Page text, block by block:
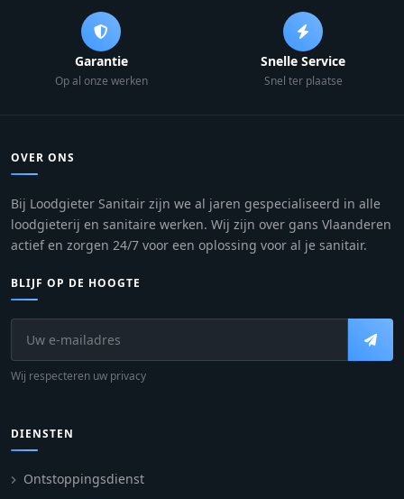
Garantie
Op al onze werken
Snelle Service
Snel ter plaatse
OVER ONS
Bij Loodgieter Sanitair zijn we al jaren gespecialiseerd in alle
loodgieterij en sanitaire werken. Wij zijn over gans Vlaanderen
actief en zorgen 24/7 voor een oplossing voor al je sanitair.
BLIJF OP DE HOOGTE
Wij respecteren uw privacy
DIENSTEN
Ontstoppingsdienst